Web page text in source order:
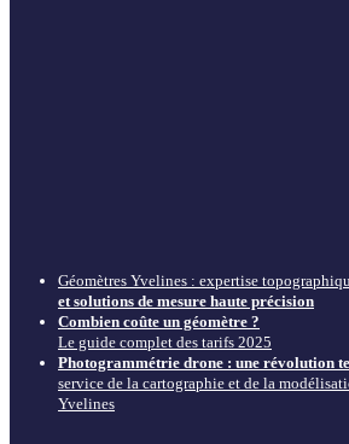
Géomètres Yvelines : expertise
et solutions de mesure haute précision
Combien coûte un géomètre ?
Le guide complet des tarifs 2025
Photogrammétrie drone : une révolution
service de la cartographie et de la
Yvelines